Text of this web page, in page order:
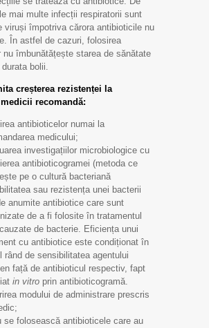
mai multe infecții respiratorii sunt
viruși împotriva cărora antibioticile nu
În astfel de cazuri, folosirea
nu îmbunătățește starea de sănătate
bolii.
creșterea rezistenței la
recomandă:
antibioticelor numai la
medicului;
investigațiilor microbiologice cu
antibioticogramei (metoda ce
pe o cultură bacteriană
sau rezistența unei bacterii
anumite antibiotice care sunt
de a fi folosite în tratamentul
de bacterie. Eficiența unui
cu antibiotice este condiționat în
rând de sensibilitatea agentului
față de antibioticul respectiv, fapt
in vitro prin antibioticogramă.
modului de administrare prescris
se folosească antibioticele care au